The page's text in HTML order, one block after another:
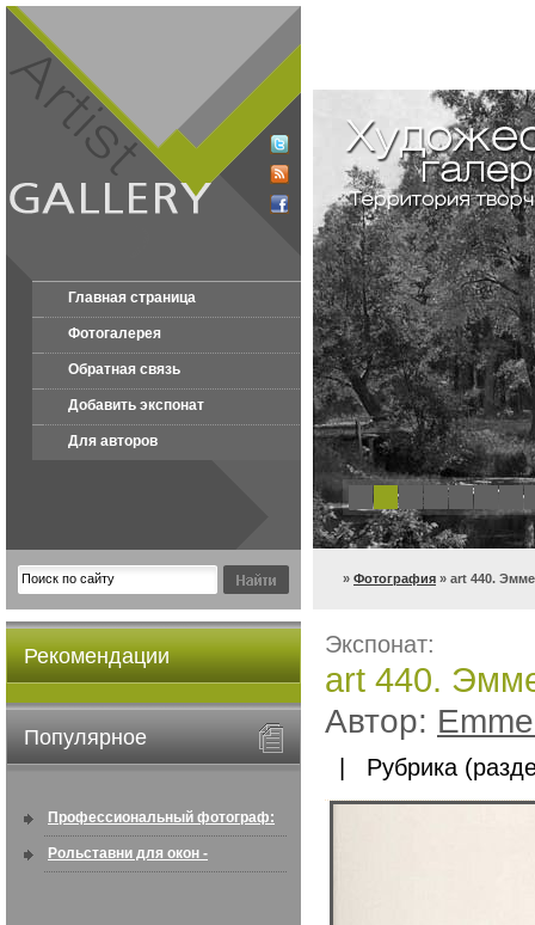
Главная страница
Фотогалерея
Обратная связь
Добавить экспонат
Для авторов
» Фотография » art 440.
Рекомендации
Популярное
Профессиональный фотограф:
искусство создавать снимки, ...
Рольставни для окон -
Экспонат:
art 440.
Автор:
| Рубрика